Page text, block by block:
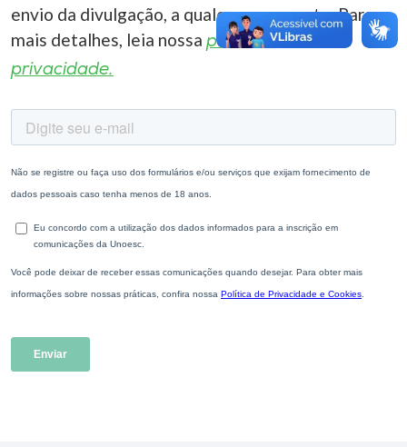
envio da divulgação, a qualquer momento. Para
mais detalhes, leia nossa política de
privacidade.